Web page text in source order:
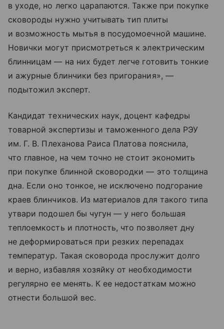
в уходе, но легко царапаются. Также при покупке
сковороды нужно учитывать тип плиты
и возможность мытья в посудомоечной машине.
Новички могут присмотреться к электрическим
блинницам — на них будет легче готовить тонкие
и ажурные блинчики без пригорания», —
подытожил эксперт.
Кандидат технических наук, доцент кафедры
товарной экспертизы и таможенного дела РЭУ
им. Г. В. Плеханова Раиса Платова пояснила,
что главное, на чем точно не стоит экономить
при покупке блинной сковородки — это толщина
дна. Если оно тонкое, не исключено подгорание
краев блинчиков. Из материалов для такого типа
утвари подошел бы чугун — у него большая
теплоемкость и плотность, что позволяет дну
не деформироваться при резких перепадах
температур. Такая сковорода прослужит долго
и верно, избавляя хозяйку от необходимости
регулярно ее менять. К ее недостаткам можно
отнести большой вес.